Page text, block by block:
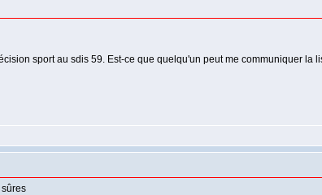
sport au sdis 59. Est-ce que quelqu'un peut me communiquer la